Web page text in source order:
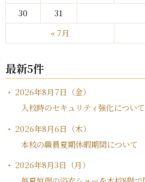
« 7月
30
31
最新5件
2026年8月7日（金）
入校時のセキュリティ強化について
2026年8月6日（木）
本校の職員夏期休暇期間について
2026年8月3日（月）